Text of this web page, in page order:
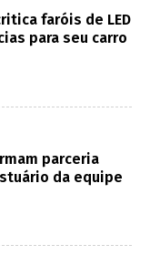
faróis de LED
para seu carro
parceria
da equipe